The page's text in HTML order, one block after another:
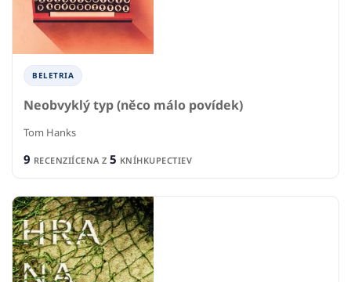
BELETRIA
Neobvyklý typ (něco málo povídek)
Tom Hanks
9 RECENZIÍCENA Z 5 KNÍHKUPECTIEV